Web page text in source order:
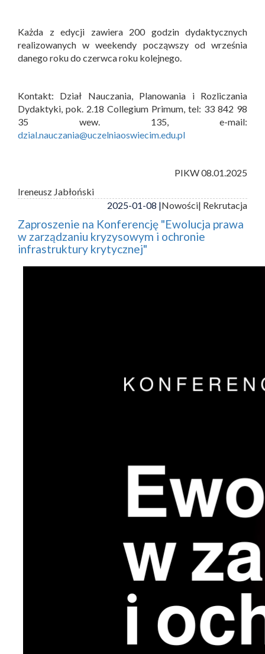
Każda z edycji zawiera 200 godzin dydaktycznych
realizowanych w weekendy począwszy od września
danego roku do czerwca roku kolejnego.
Kontakt: Dział Nauczania, Planowania i Rozliczania
Dydaktyki, pok. 2.18 Collegium Primum, tel: 33 842 98
35 wew. 135, e-mail:
dzial.nauczania@uczelniaoswiecim.edu.pl
PIKW 08.01.2025
Ireneusz Jabłoński
2025-01-08 |Nowości| Rekrutacja
Zaproszenie na Konferencję "Ewolucja prawa
w zarządzaniu kryzysowym i ochronie
infrastruktury krytycznej"